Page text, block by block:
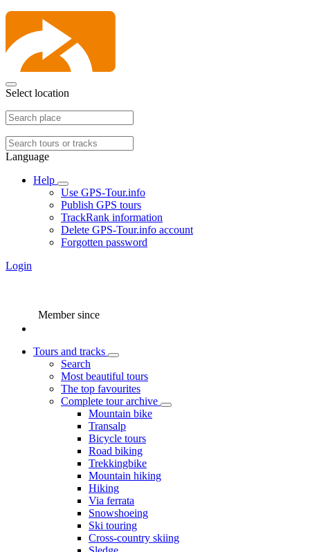
Select location
Language
Help
Use GPS-Tour.info
Publish GPS tours
TrackRank information
Delete GPS-Tour.info account
Forgotten password
Login
Member since
Tours and tracks
Search
Most beautiful tours
The top favourites
Complete tour archive
Mountain bike
Transalp
Bicycle tours
Road biking
Trekkingbike
Mountain hiking
Hiking
Via ferrata
Snowshoeing
Ski touring
Cross-country skiing